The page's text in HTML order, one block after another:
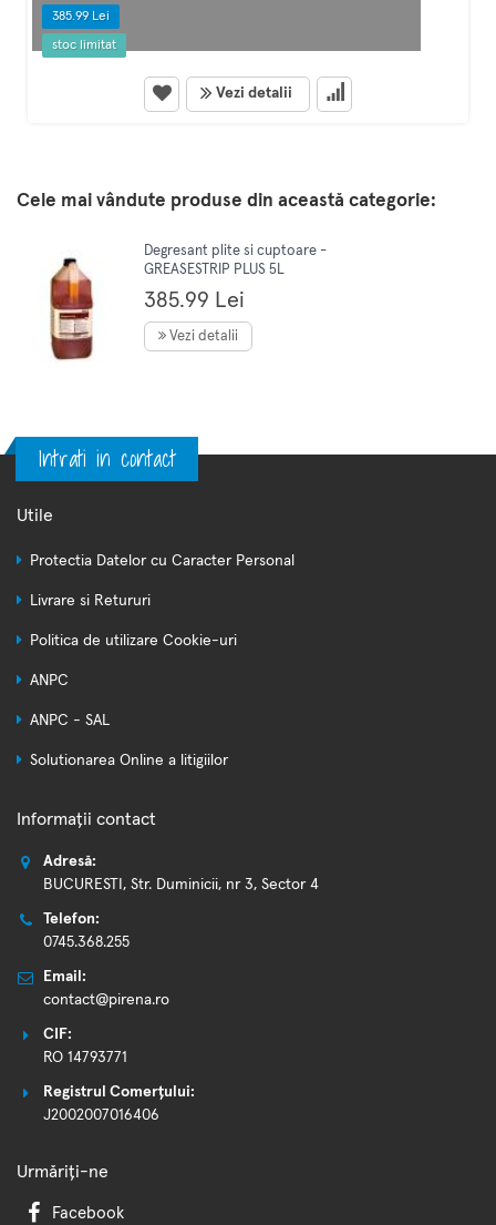
385.99 Lei
stoc limitat
Vezi detalii
Cele mai vândute produse din această categorie:
Degresant plite si cuptoare -
GREASESTRIP PLUS 5L
385.99 Lei
Vezi detalii
Intrati in contact
Utile
Protectia Datelor cu Caracter Personal
Livrare si Retururi
Politica de utilizare Cookie-uri
ANPC
ANPC - SAL
Solutionarea Online a litigiilor
Informații contact
Adresă:
BUCURESTI, Str. Duminicii, nr 3, Sector 4
Telefon:
0745.368.255
Email:
contact@pirena.ro
CIF:
RO 14793771
Registrul Comerțului:
J2002007016406
Urmăriți-ne
Facebook